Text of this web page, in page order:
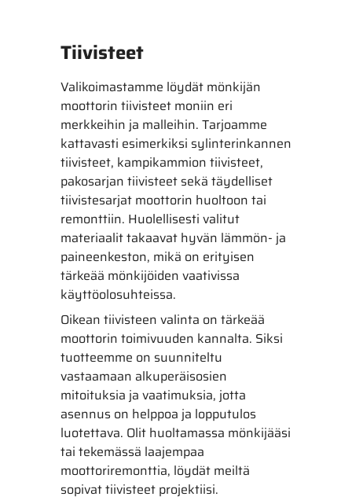
Tiivisteet
Valikoimastamme löydät mönkijän
moottorin tiivisteet moniin eri
merkkeihin ja malleihin. Tarjoamme
kattavasti esimerkiksi sylinterinkannen
tiivisteet, kampikammion tiivisteet,
pakosarjan tiivisteet sekä täydelliset
tiivistesarjat moottorin huoltoon tai
remonttiin. Huolellisesti valitut
materiaalit takaavat hyvän lämmön- ja
paineenkeston, mikä on erityisen
tärkeää mönkijöiden vaativissa
käyttöolosuhteissa.
Oikean tiivisteen valinta on tärkeää
moottorin toimivuuden kannalta. Siksi
tuotteemme on suunniteltu
vastaamaan alkuperäisosien
mitoituksia ja vaatimuksia, jotta
asennus on helppoa ja lopputulos
luotettava. Olit huoltamassa mönkijääsi
tai tekemässä laajempaa
moottoriremonttia, löydät meiltä
sopivat tiivisteet projektiisi.